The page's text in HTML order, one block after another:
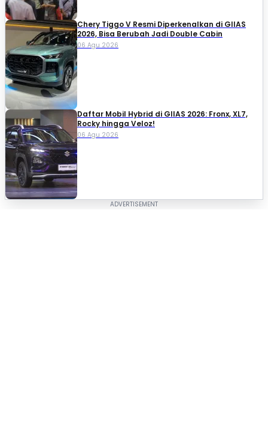
Chery Tiggo V Resmi Diperkenalkan di GIIAS
2026, Bisa Berubah Jadi Double Cabin
06 Agu 2026
Daftar Mobil Hybrid di GIIAS 2026: Fronx, XL7,
Rocky hingga Veloz!
06 Agu 2026